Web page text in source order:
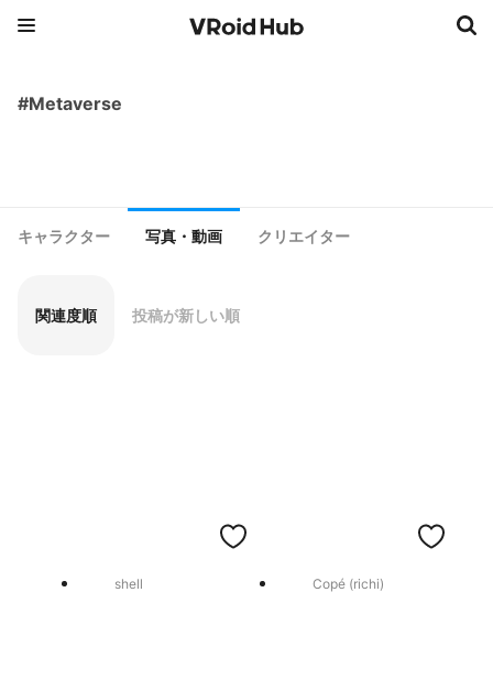
#Metaverse
キャラクター 写真・動画 クリエイター
関連度順 投稿が新しい順
shell Copé (richi)